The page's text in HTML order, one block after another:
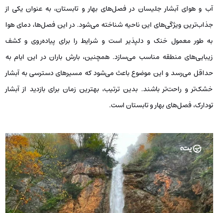
آب و هوای آبشار جلیسان در فصل‌های بهار و تابستان، به ‌عنوان یکی از
جذاب‌ترین ویژگی‌های این ناحیه شناخته می‌شود. در این فصل‌ها، دمای هوا
به‌ طور معمول خنک و دلپذیر است و شرایط را برای پیاده‌روی و کشف
زیبایی‌های منطقه مناسب می‌سازد. همچنین، بارش باران در این ایام به
حداقل می‌رسد و این موضوع باعث می‌شود که مسیرهای دسترسی به آبشار
خشک‌تر و راحت‌تر باشند. بدین ترتیب، بهترین زمان برای بازدید از آبشار
تودارک، فصل‌های بهار و تابستان است.